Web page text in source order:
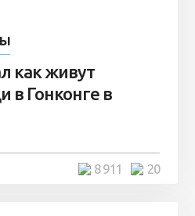
как живут
Гонконге в
20
8 911